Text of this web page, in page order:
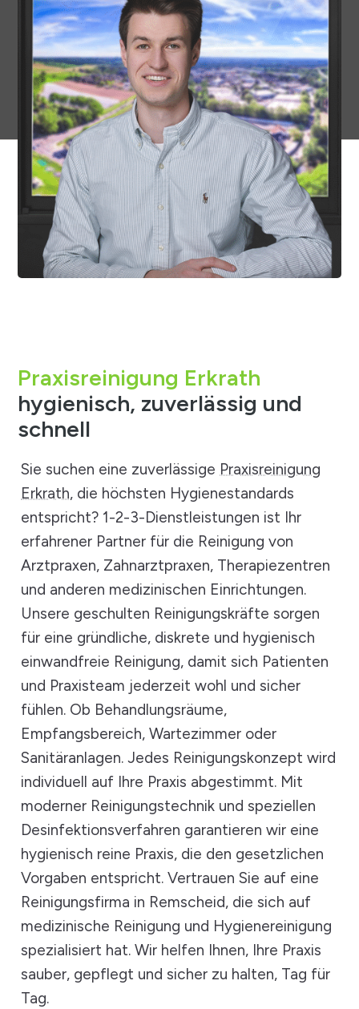
Praxisreinigung Erkrath
hygienisch, zuverlässig und
schnell
Sie suchen eine zuverlässige Praxisreinigung
Erkrath, die höchsten Hygienestandards
entspricht? 1-2-3-Dienstleistungen ist Ihr
erfahrener Partner für die Reinigung von
Arztpraxen, Zahnarztpraxen, Therapiezentren
und anderen medizinischen Einrichtungen.
Unsere geschulten Reinigungskräfte sorgen
für eine gründliche, diskrete und hygienisch
einwandfreie Reinigung, damit sich Patienten
und Praxisteam jederzeit wohl und sicher
fühlen. Ob Behandlungsräume,
Empfangsbereich, Wartezimmer oder
Sanitäranlagen. Jedes Reinigungskonzept wird
individuell auf Ihre Praxis abgestimmt. Mit
moderner Reinigungstechnik und speziellen
Desinfektionsverfahren garantieren wir eine
hygienisch reine Praxis, die den gesetzlichen
Vorgaben entspricht. Vertrauen Sie auf eine
Reinigungsfirma in Remscheid, die sich auf
medizinische Reinigung und Hygienereinigung
spezialisiert hat. Wir helfen Ihnen, Ihre Praxis
sauber, gepflegt und sicher zu halten, Tag für
Tag.